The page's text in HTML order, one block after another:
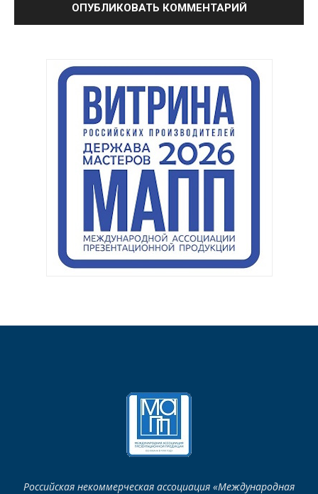
Российская некоммерческая ассоциация «Международная